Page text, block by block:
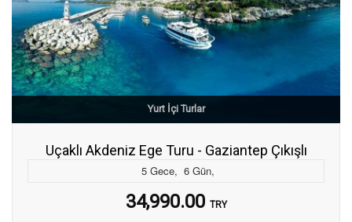
Yurt İçi Turlar
Uçaklı Akdeniz Ege Turu - Gaziantep Çıkışlı
5 Gece, 6 Gün,
34,990.00 TRY